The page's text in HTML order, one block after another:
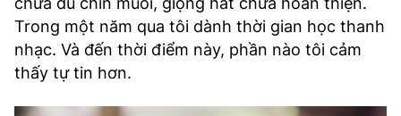
Trong một năm qua tôi dành thời gian học thanh
nhạc. Và đến thời điểm này, phần nào tôi cảm
thấy tự tin hơn.